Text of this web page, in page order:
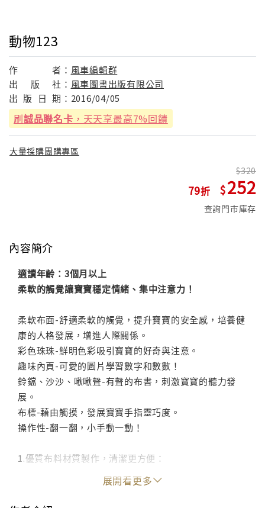
動物123
作 者： 風車編輯群
出
版 社： 風車圖書出版有限公司
出 版 日 期： 2016/04/05
刷誠品聯名卡 ，天天享最高7%回饋
大量採購團購專區
79
320
252
查詢門市庫存
內容簡介
適讀年齡：3個月以上
柔軟的觸覺讓寶寶穩定情緒、集中注意力！
柔軟布面-舒適柔軟的觸覺，提升寶寶的安全感，培養健
康的人格發展，增進人際關係。
彩色珠珠-鮮明色彩吸引寶寶的好奇與注意。
趣味內頁-可愛的圖片學習數字和數數！
鈴鐺、沙沙、啾啾聲-有聲的布書，刺激寶寶的聽力發
展。
布標-藉由觸摸，發展寶寶手指靈巧度。
操作性-翻一翻，小手動一動！
1.優質布料材質製作，清潔更方便：
不易掉色不易變形，更不必擔心弄髒, 選擇品質優良的布
料材質，可用濕布擦拭，隨時能給寶寶一個乾淨的學習
空間。
展開看更多